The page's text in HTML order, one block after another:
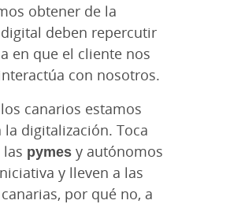
obtener de la
deben repercutir
en que el cliente nos
con nosotros.
canarios estamos
la digitalización. Toca
pymes y autónomos
y lleven a las
por qué no, a